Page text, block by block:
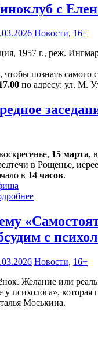
с
Новости, 16+
познать
по адресу: ул. М.
15 марта,
в Рощенье,
в 14 часов.
с
Новости, 16+
у психолога», которая
Моськина.